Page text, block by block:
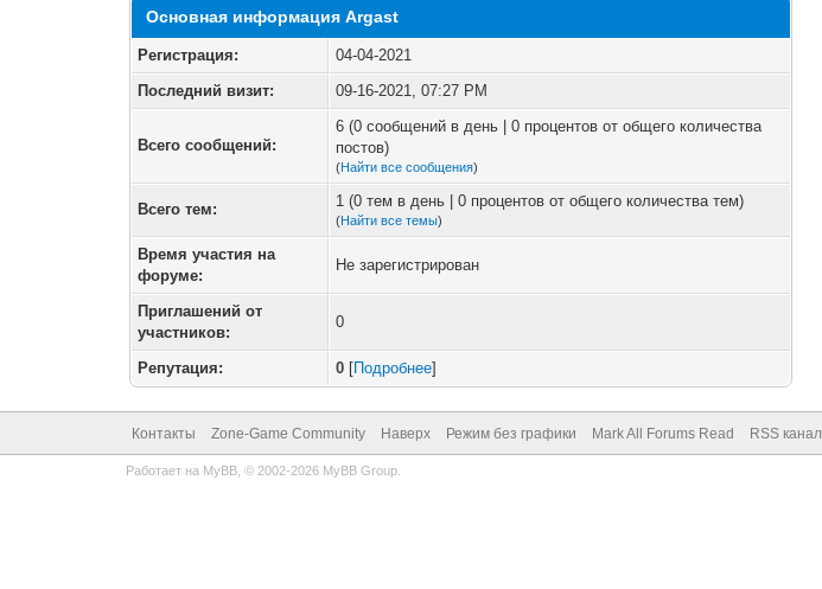
Основная информация Argast
Регистрация:
04-04-2021
Последний визит:
09-16-2021, 07:27 PM
Всего сообщений:
6 (0 сообщений в день | 0 процентов от общего количества
постов)
(Найти все сообщения)
Всего тем: 1 (0 тем в день | 0 процентов от общего количества тем)
(Найти все темы)
Время участия на
форуме:
Не зарегистрирован
Приглашений от
участников:
0
Репутация: 0 [Подробнее]
Контакты Zone-Game Community Наверх Режим без графики Mark All Forums Read RSS канал
Работает на MyBB, © 2002-2026 MyBB Group.